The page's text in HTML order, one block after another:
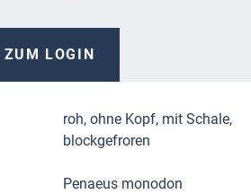
ZUM LOGIN
roh, ohne Kopf, mit Schale,
blockgefroren
Penaeus monodon